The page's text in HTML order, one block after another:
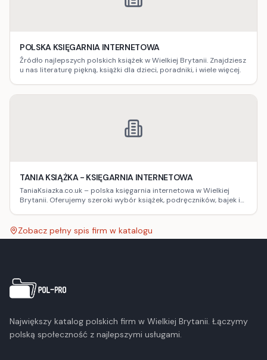
POLSKA KSIĘGARNIA INTERNETOWA
Źródło najlepszych polskich książek w Wielkiej Brytanii. Znajdziesz
u nas literaturę piękną, książki dla dzieci, poradniki, i wiele więcej.
TANIA KSIĄŻKA - KSIĘGARNIA INTERNETOWA
TaniaKsiazka.co.uk – polska księgarnia internetowa w Wielkiej
Brytanii. Oferujemy szeroki wybór książek, podręczników, bajek i
Zobacz pełny spis firm w katalogu
Największy katalog polskich firm w Wielkiej Brytanii. Łączymy
polską społeczność z najlepszymi usługami.